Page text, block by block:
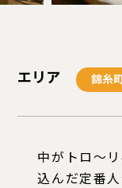
エリア 錦糸町
中がトロ〜
込んだ定番